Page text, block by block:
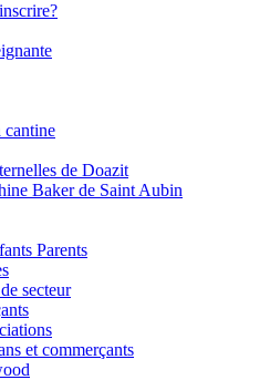
cantine
de Doazit
Baker de Saint Aubin
Parents
secteur
et commerçants